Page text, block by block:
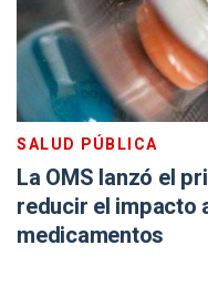
SALUD PÚBLICA
La OMS lanzó el
reducir el impacto
medicamentos